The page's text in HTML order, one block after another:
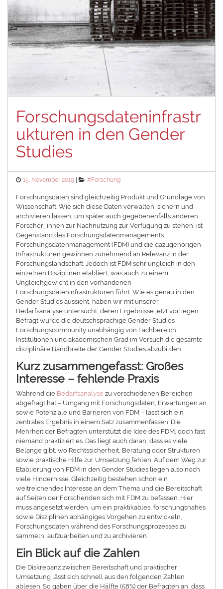
Forschungsdateninfrastr
ukturen in den Gender
Studies
Posted
15. November 2019 Categories
#Forschung
Forschungsdaten sind gleichzeitig Produkt und Grundlage von
Wissenschaft. Wie sich diese Daten verwalten, sichern und
archivieren lassen, um später auch gegebenenfalls anderen
Forscher_innen zur Nachnutzung zur Verfügung zu stehen, ist
Gegenstand des Forschungsdatenmanagements.
Forschungsdatenmanagement (FDM) und die dazugehörigen
Infrastrukturen gewinnen zunehmend an Relevanz in der
Forschungslandschaft. Jedoch ist FDM sehr ungleich in den
einzelnen Disziplinen etabliert, was auch zu einem
Ungleichgewicht in den vorhandenen
Forschungsdateninfrastrukturen führt. Wie es genau in den
Gender Studies aussieht, haben wir mit unserer
Bedarfsanalyse untersucht, deren Ergebnisse jetzt vorliegen.
Befragt wurde die deutschsprachige Gender Studies
Forschungscommunity unabhängig von Fachbereich,
Institutionen und akademischen Grad im Versuch die gesamte
disziplinäre Bandbreite der Gender Studies abzubilden.
Kurz zusammengefasst: Großes
Interesse – fehlende Praxis
Während die Bedarfsanalysezu verschiedenen Bereichen
abgefragt hat – Umgang mit Forschungsdaten, Erwartungen an
sowie Potenziale und Barrieren von FDM – lässt sich ein
zentrales Ergebnis in einem Satz zusammenfassen: Die
Mehrheit der Befragten unterstützt die Idee des FDM, doch fast
niemand praktiziert es. Das liegt auch daran, dass es viele
Belange gibt, wo Rechtssicherheit, Beratung oder Strukturen
sowie praktische Hilfe zur Umsetzung fehlen. Auf dem Weg zur
Etablierung von FDM in den Gender Studies liegen also noch
viele Hindernisse. Gleichzeitig bestehen schon ein
weitreichendes Interesse an dem Thema und die Bereitschaft
auf Seiten der Forschenden sich mit FDM zu befassen. Hier
muss angesetzt werden, um ein praktikables, forschungsnahes
sowie Disziplinen abhängiges Vorgehen zu entwickeln,
Forschungsdaten während des Forschungsprozesses zu
sammeln, aufzuarbeiten und zu archivieren.
Ein Blick auf die Zahlen
Die Diskrepanz zwischen Bereitschaft und praktischer
Umsetzung lässt sich schnell aus den folgenden Zahlen
ablesen. So gaben über die Hälfte (58%) der Befragten an, dass